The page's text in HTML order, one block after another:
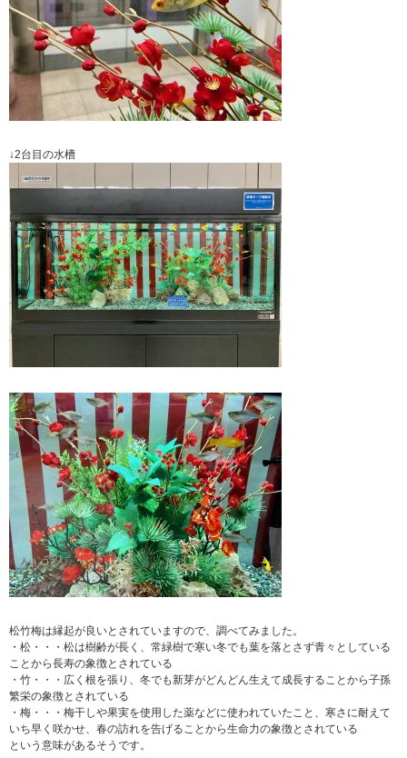
↓2台目の水槽
松竹梅は縁起が良いとされていますので、調べてみました。
・松・・・松は樹齢が長く、常緑樹で寒い冬でも葉を落とさず青々としている
ことから長寿の象徴とされている
・竹・・・広く根を張り、冬でも新芽がどんどん生えて成長することから子孫
繁栄の象徴とされている
・梅・・・梅干しや果実を使用した薬などに使われていたこと、寒さに耐えて
いち早く咲かせ、春の訪れを告げることから生命力の象徴とされている
という意味があるそうです。